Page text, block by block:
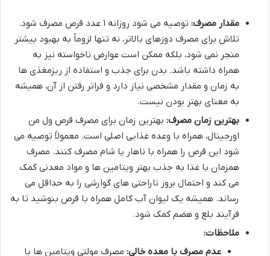
مقدار مصرف:
توصیه می شود روزانه ۱ عدد قرص مصرف شود.
تلاش برای مصرف دوزهای بالاتر، نه تنها لزوماً به بهبود بیشتر
منجر نمی شود، بلکه ممکن است عوارض ناخواسته نیز به
همراه داشته باشد. بدن برای جذب و استفاده از ریزمغذی ها
به زمان و مقدار مشخصی نیاز دارد و فراتر رفتن از آن، همیشه
به معنای بهتر بودن نیست.
بهترین زمان مصرف: بهترین زمان برای مصرف قرص ول من
اورجینال، همراه با وعده غذایی اصلی است. معمولاً توصیه می
شود این قرص را همراه با ناهار یا شام مصرف کنند. مصرف
همزمان با غذا به جذب بهتر ویتامین ها و مواد معدنی کمک
می کند و احتمال بروز ناراحتی های گوارشی را به حداقل می
رساند. همیشه یک لیوان آب کامل همراه با قرص بنوشید تا به
فرآیند بلع و هضم کمک شود.
ملاحظات:
عدم مصرف با معده خالی: مصرف مولتی ویتامین ها با